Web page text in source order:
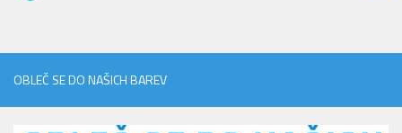
OBLEČ SE DO NAŠICH BAREV